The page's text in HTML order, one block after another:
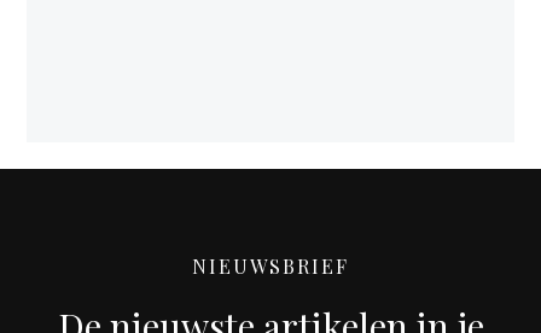
NIEUWSBRIEF